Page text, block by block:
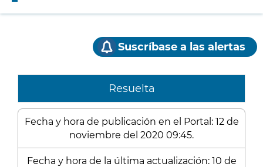
Suscríbase a las alertas
Resuelta
Fecha y hora de publicación en el Portal: 12 de
noviembre del 2020 09:45.
Fecha y hora de la última actualización: 10 de